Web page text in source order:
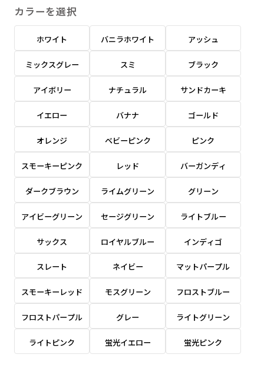
カラーを選択
ホワイト バニラホワイト アッシュ
ミックスグレー スミ ブラック
アイボリー ナチュラル サンドカーキ
イエロー バナナ ゴールド
オレンジ ベビーピンク ピンク
スモーキーピンク レッド バーガンディ
ダークブラウン ライムグリーン グリーン
アイビーグリーン セージグリーン ライトブルー
サックス ロイヤルブルー インディゴ
スレート ネイビー マットパープル
スモーキーレッド モスグリーン フロストブルー
フロストパープル グレー ライトグリーン
ライトピンク 蛍光イエロー 蛍光ピンク
入稿（AI／PSD）（要画像確認）［ +298円
］
弊社よりJPG画像をお送りします。ご確認のお
返事を頂いたあとに製作開始いたします。
デザイン依頼［ +3,998円 ］
イルまたは、文章でお知らせください。
文字だけのぼり［ +1,298円 ］
ご購入時の案内に沿って、文字をご指定くだ
さい。
文字だけのぼり（要画像確認）［ +1,598円
弊社よりJPG画像をお送りします。ご確認のお
返事を頂いたあとに製作開始いたします。
名入れ［+999円］
文字のみの名入れが可能です。
名入れ（要画像確認）［+1,298円］
弊社よりJPG画像をお送りします。ご確認のお
返事を頂いたあとに製作開始いたします。
ロゴ有り名入れ［ +1,498円］
ご購入時の案内にそって、デザイン画のファ
イルまたは、文章でお知らせください。
ロゴ有り名入れ（要画像確認）［ +1,798
円］
弊社よりJPG画像をお送りします。ご確認のお
返事を頂いたあとに製作開始いたします。
スリム(45x180)
飾る場所に対して、標準サイズでは大きすぎると
感じる場合や、立てる本数を増やしたい場合はこ
ちらです。
幅が15cm 狭くなっておりスリムな印象を受けま
す。
コンパクト(45x150)
あまり一般的でないサイズですが最近、注文が増
コンビニさんなどで多いです。 お店の外観の邪魔
になりづらく、狭い範囲で沢山飾れます。
スリム(180x45)
飾る場所に対して、標準サイズでは大きすぎると
感じる場合や、立てる本数を増やしたい場合はこ
ちらです。
幅が15cm 狭くなっておりスリムな印象を受けま
す。
コンパクト(150x45)
あまり一般的でないサイズですが最近、注文が増
コンビニさんなどで多いです。 お店の外観の邪魔
になりづらく、狭い範囲で沢山飾れます。
上左チチと
上右チチと
左棒袋縫い
右棒袋縫い
（上と右）
上棒袋縫い
（上のみ）
上下棒袋縫い
（上と下）
タペストリー
加工
※パイプ紐付き
その他
※備考欄に要望をお書きください
Aバナー用チチ
（上2下2）
ハトメ上4つ
（+1営業日）
ハトメ上下4つ
（+1営業日）
上棒袋縫い
（上のみ）
（上のみ） その他
※備考欄に要望をお書きください
1本（2分割）の場合だと
文字の間にスリットが入ります